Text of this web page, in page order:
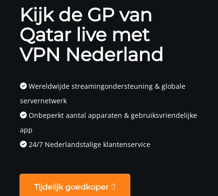
Kijk de GP van
Qatar live met
VPN Nederland
Wereldwijde streamingondersteuning & globale
servernetwerk
Onbeperkt aantal apparaten & gebruiksvriendelijke
app
24/7 Nederlandstalige klantenservice
Tijdelijk goedkoper